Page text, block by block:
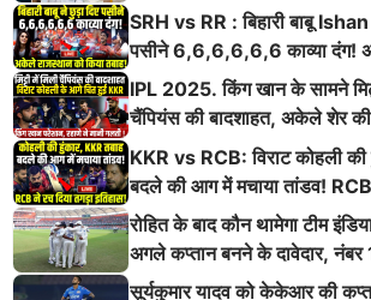
SRH vs RR : बिहारी बाबू
पसीने 6,6,6,6,6,6 काव्या दंग!
किया तबाह!
IPL 2025. किंग खान के सामने
चैंपियंस की बादशाहत, अकेले शेर
ऐसी दहाड़
KKR vs RCB: विराट कोहली
बदले की आग में मचाया तांडव!
इतिहास
रोहित के बाद कौन थामेगा टीम
अगले कप्तान बनने के दावेदार, नंबर
श्मन
सूर्यकुमार यादव को केकेआर की